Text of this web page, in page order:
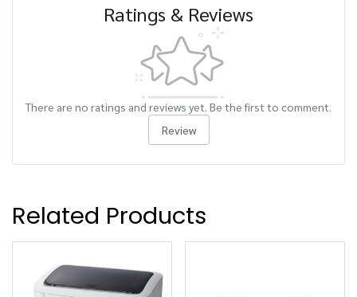
Ratings & Reviews
There are no ratings and reviews yet. Be the first to comment.
Review
Related Products